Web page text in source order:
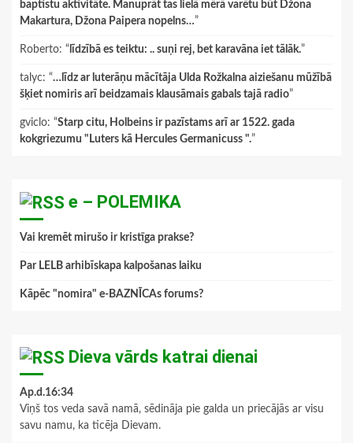
baptistu aktivitāte. Manuprāt tas lielā mērā varētu būt Džona
Makartura, Džona Paipera nopelns…”
Roberto: “ līdzībā es teiktu: .. suņi rej, bet karavāna iet tālāk.”
talyc: “…līdz ar luterāņu mācītāja Ulda Rožkalna aiziešanu mūžībā
šķiet nomiris arī beidzamais klausāmais gabals tajā radio”
gviclo: “Starp citu, Holbeins ir pazīstams arī ar 1522. gada
kokgriezumu "Luters kā Hercules Germanicuss ".”
e – POLEMIKA
Vai kremēt mirušo ir kristīga prakse?
Par LELB arhibīskapa kalpošanas laiku
Kāpēc "nomira" e-BAZNĪCAs forums?
Dieva vārds katrai dienai
Ap.d.16:34
Viņš tos veda savā namā, sēdināja pie galda un priecājās ar visu
savu namu, ka ticēja Dievam.